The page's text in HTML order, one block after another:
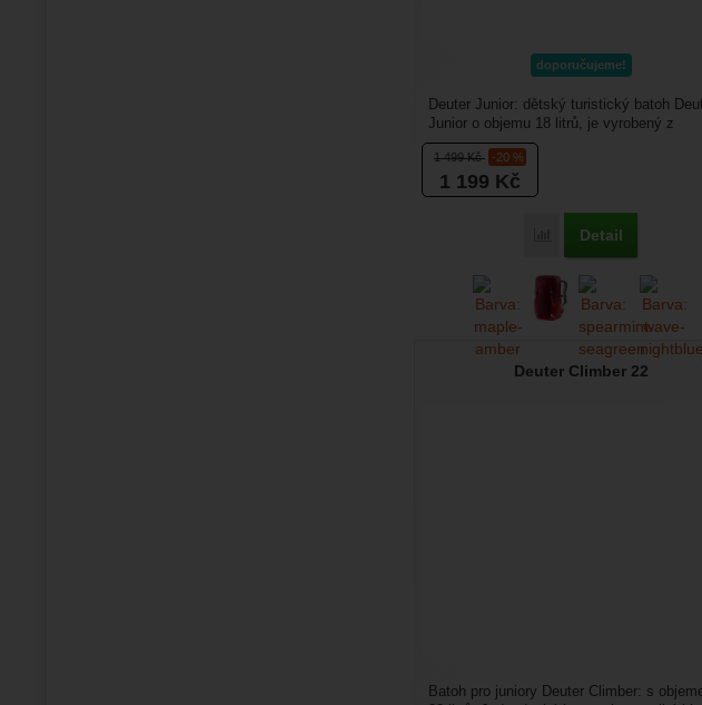
doporučujeme!
1 499Kč -20 %
1 199 Kč
Přidat 'Deuter Junior
Detail
Deuter Junior: dětský turistický batoh
Junior o objemu 18 litrů, je vyrobený z
odolného materiálu....
Deuter Climber 22
Batoh pro juniory Deuter Climber: s